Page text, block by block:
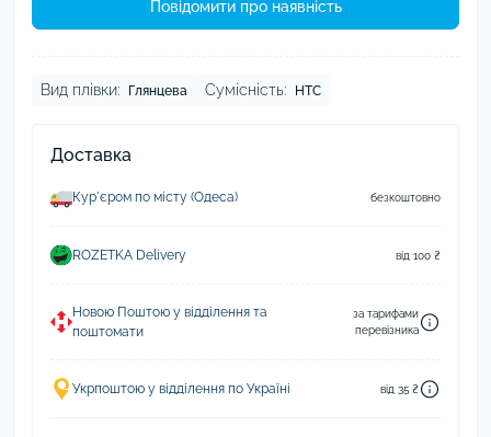
Повідомити про наявність
Вид плівки: Глянцева Сумісність: HTC
Доставка
Курʼєром по місту (Одеса) безкоштовно
ROZETKA Delivery від 100 ₴
Новою Поштою у відділення та
поштомати
за тарифами
перевізника
Укрпоштою у відділення по Україні від 35 ₴